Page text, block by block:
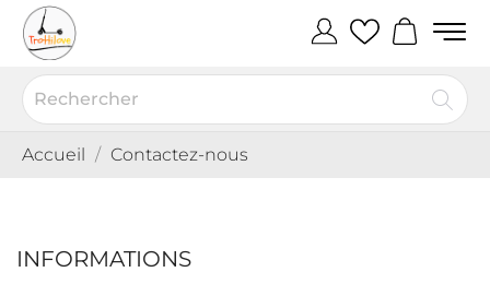
Accueil Contactez-nous
INFORMATIONS